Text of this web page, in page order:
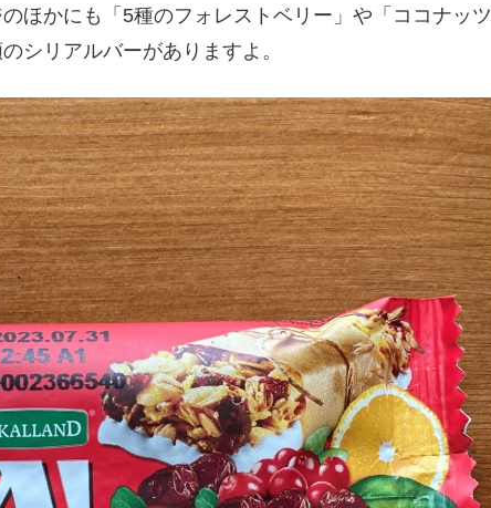
ほかにも「5種のフォレストベリー」や「ココナッツ
シリアルバーがありますよ。